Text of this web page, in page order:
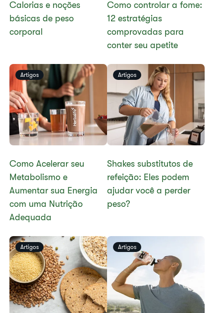
​​Calorias e noções
básicas de peso
corporal​
Como controlar a fome:
12 estratégias
comprovadas para
conter seu apetite
Artigos
​​Como Acelerar seu
Metabolismo e
Aumentar sua Energia
com uma Nutrição
Adequada​
Artigos
​​Shakes substitutos de
refeição: Eles podem
ajudar você a perder
peso?​
Artigos Artigos